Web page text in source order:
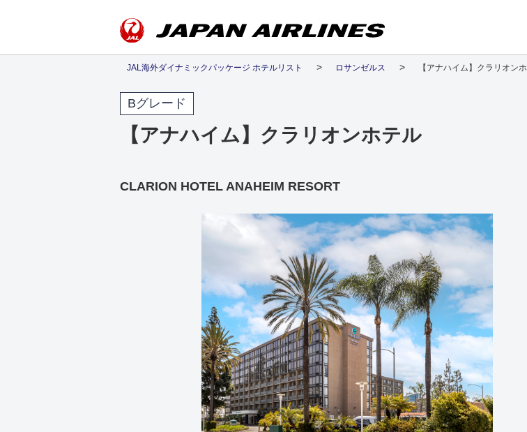
JAL海外ダイナミックパッケージ ホテルリスト ロサンゼルス 【アナハイム】クラリオン
Bグレード
【アナハイム】クラリオンホテル
CLARION HOTEL ANAHEIM RESORT